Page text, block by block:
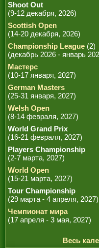
Shoot Out
(9-12 декабря, 2026)
Scottish Open
(14-20 декабря, 2026)
Championship League (2)
(декабрь 2026 - январь
Мастерс
(10-17 января, 2027)
German Masters
(25-31 января, 2027)
Welsh Open
(8-14 февраля, 2027)
World Grand Prix
(16-21 февраля, 2027)
Players Championship
(2-7 марта, 2027)
World Open
(15-21 марта, 2027)
Tour Championship
(29 марта - 4 апреля, 2027)
Чемпионат мира
(17 апреля - 3 мая, 2027)
Весь